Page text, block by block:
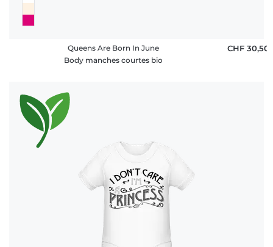
Queens Are Born In June
Body manches courtes bio
CHF 30,50